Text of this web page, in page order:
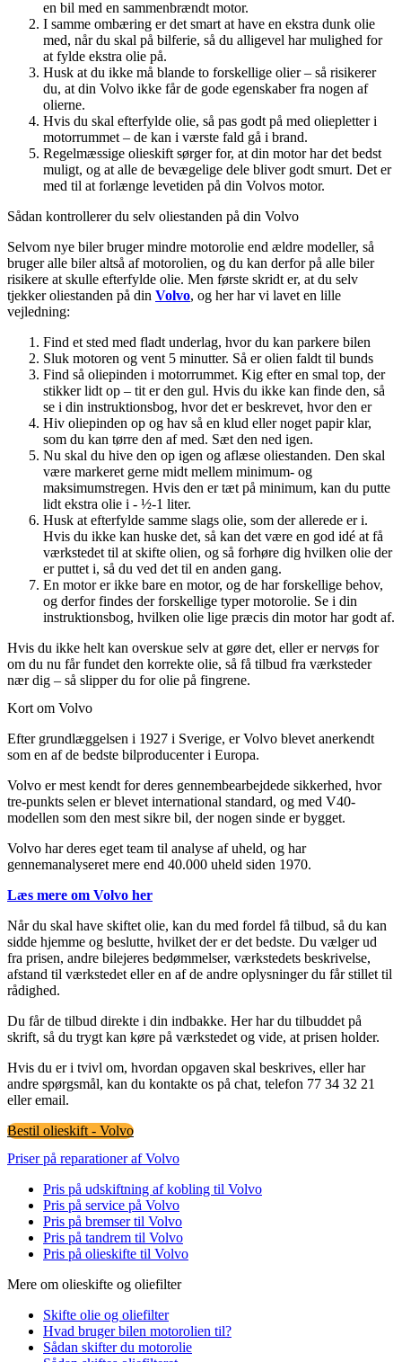
en bil med en sammenbrændt motor.
I samme ombæring er det smart at have en ekstra dunk olie
med, når du skal på bilferie, så du alligevel har mulighed for
at fylde ekstra olie på.
Husk at du ikke må blande to forskellige olier – så risikerer
du, at din Volvo ikke får de gode egenskaber fra nogen af
olierne.
Hvis du skal efterfylde olie, så pas godt på med oliepletter i
motorrummet – de kan i værste fald gå i brand.
Regelmæssige olieskift sørger for, at din motor har det bedst
muligt, og at alle de bevægelige dele bliver godt smurt. Det er
med til at forlænge levetiden på din Volvos motor.
Sådan kontrollerer du selv oliestanden på din Volvo
Selvom nye biler bruger mindre motorolie end ældre modeller, så
bruger alle biler altså af motorolien, og du kan derfor på alle biler
risikere at skulle efterfylde olie. Men første skridt er, at du selv
tjekker oliestanden på din Volvo, og her har vi lavet en lille
vejledning:
Find et sted med fladt underlag, hvor du kan parkere bilen
Sluk motoren og vent 5 minutter. Så er olien faldt til bunds
Find så oliepinden i motorrummet. Kig efter en smal top, der
stikker lidt op – tit er den gul. Hvis du ikke kan finde den, så
se i din instruktionsbog, hvor det er beskrevet, hvor den er
Hiv oliepinden op og hav så en klud eller noget papir klar,
som du kan tørre den af med. Sæt den ned igen.
Nu skal du hive den op igen og aflæse oliestanden. Den skal
være markeret gerne midt mellem minimum- og
maksimumstregen. Hvis den er tæt på minimum, kan du putte
lidt ekstra olie i - ½-1 liter.
Husk at efterfylde samme slags olie, som der allerede er i.
Hvis du ikke kan huske det, så kan det være en god idé at få
værkstedet til at skifte olien, og så forhøre dig hvilken olie der
er puttet i, så du ved det til en anden gang.
En motor er ikke bare en motor, og de har forskellige behov,
og derfor findes der forskellige typer motorolie. Se i din
instruktionsbog, hvilken olie lige præcis din motor har godt af.
Hvis du ikke helt kan overskue selv at gøre det, eller er nervøs for
om du nu får fundet den korrekte olie, så få tilbud fra værksteder
nær dig – så slipper du for olie på fingrene.
Kort om Volvo
Efter grundlæggelsen i 1927 i Sverige, er Volvo blevet anerkendt
som en af de bedste bilproducenter i Europa.
Volvo er mest kendt for deres gennembearbejdede sikkerhed, hvor
tre-punkts selen er blevet international standard, og med V40-
modellen som den mest sikre bil, der nogen sinde er bygget.
Volvo har deres eget team til analyse af uheld, og har
gennemanalyseret mere end 40.000 uheld siden 1970.
Læs mere om Volvo her
Når du skal have skiftet olie, kan du med fordel få tilbud, så du kan
sidde hjemme og beslutte, hvilket der er det bedste. Du vælger ud
fra prisen, andre bilejeres bedømmelser, værkstedets beskrivelse,
afstand til værkstedet eller en af de andre oplysninger du får stillet til
rådighed.
Du får de tilbud direkte i din indbakke. Her har du tilbuddet på
skrift, så du trygt kan køre på værkstedet og vide, at prisen holder.
Hvis du er i tvivl om, hvordan opgaven skal beskrives, eller har
andre spørgsmål, kan du kontakte os på chat, telefon 77 34 32 21
eller email.
Bestil olieskift - Volvo
Priser på reparationer af Volvo
Pris på udskiftning af kobling til Volvo
Pris på service på Volvo
Pris på bremser til Volvo
Pris på tandrem til Volvo
Pris på olieskifte til Volvo
Mere om olieskifte og oliefilter
Skifte olie og oliefilter
Hvad bruger bilen motorolien til?
Sådan skifter du motorolie